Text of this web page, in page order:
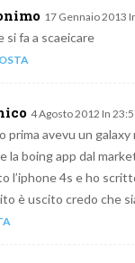
17 Gennaio 2013
si fa a scaeicare
4 Agosto 2012 In
prima avevu un
la boing app dal
l’iphone 4s e ho
è uscito credo che